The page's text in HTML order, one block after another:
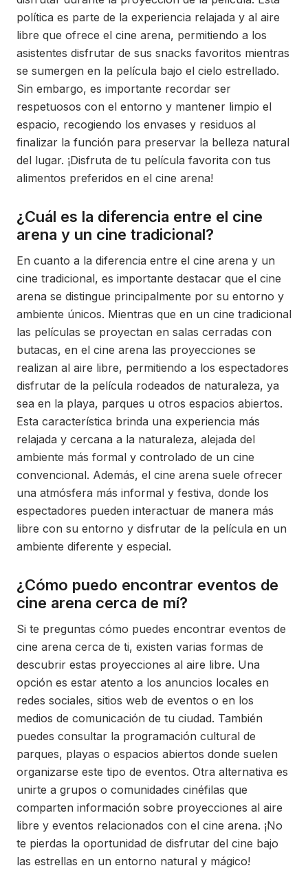
política es parte de la experiencia relajada y al aire
libre que ofrece el cine arena, permitiendo a los
asistentes disfrutar de sus snacks favoritos mientras
se sumergen en la película bajo el cielo estrellado.
Sin embargo, es importante recordar ser
respetuosos con el entorno y mantener limpio el
espacio, recogiendo los envases y residuos al
finalizar la función para preservar la belleza natural
del lugar. ¡Disfruta de tu película favorita con tus
alimentos preferidos en el cine arena!
¿Cuál es la diferencia entre el cine
arena y un cine tradicional?
En cuanto a la diferencia entre el cine arena y un
cine tradicional, es importante destacar que el cine
arena se distingue principalmente por su entorno y
ambiente únicos. Mientras que en un cine tradicional
las películas se proyectan en salas cerradas con
butacas, en el cine arena las proyecciones se
realizan al aire libre, permitiendo a los espectadores
disfrutar de la película rodeados de naturaleza, ya
sea en la playa, parques u otros espacios abiertos.
Esta característica brinda una experiencia más
relajada y cercana a la naturaleza, alejada del
ambiente más formal y controlado de un cine
convencional. Además, el cine arena suele ofrecer
una atmósfera más informal y festiva, donde los
espectadores pueden interactuar de manera más
libre con su entorno y disfrutar de la película en un
ambiente diferente y especial.
¿Cómo puedo encontrar eventos de
cine arena cerca de mí?
Si te preguntas cómo puedes encontrar eventos de
cine arena cerca de ti, existen varias formas de
descubrir estas proyecciones al aire libre. Una
opción es estar atento a los anuncios locales en
redes sociales, sitios web de eventos o en los
medios de comunicación de tu ciudad. También
puedes consultar la programación cultural de
parques, playas o espacios abiertos donde suelen
organizarse este tipo de eventos. Otra alternativa es
unirte a grupos o comunidades cinéfilas que
comparten información sobre proyecciones al aire
libre y eventos relacionados con el cine arena. ¡No
te pierdas la oportunidad de disfrutar del cine bajo
las estrellas en un entorno natural y mágico!